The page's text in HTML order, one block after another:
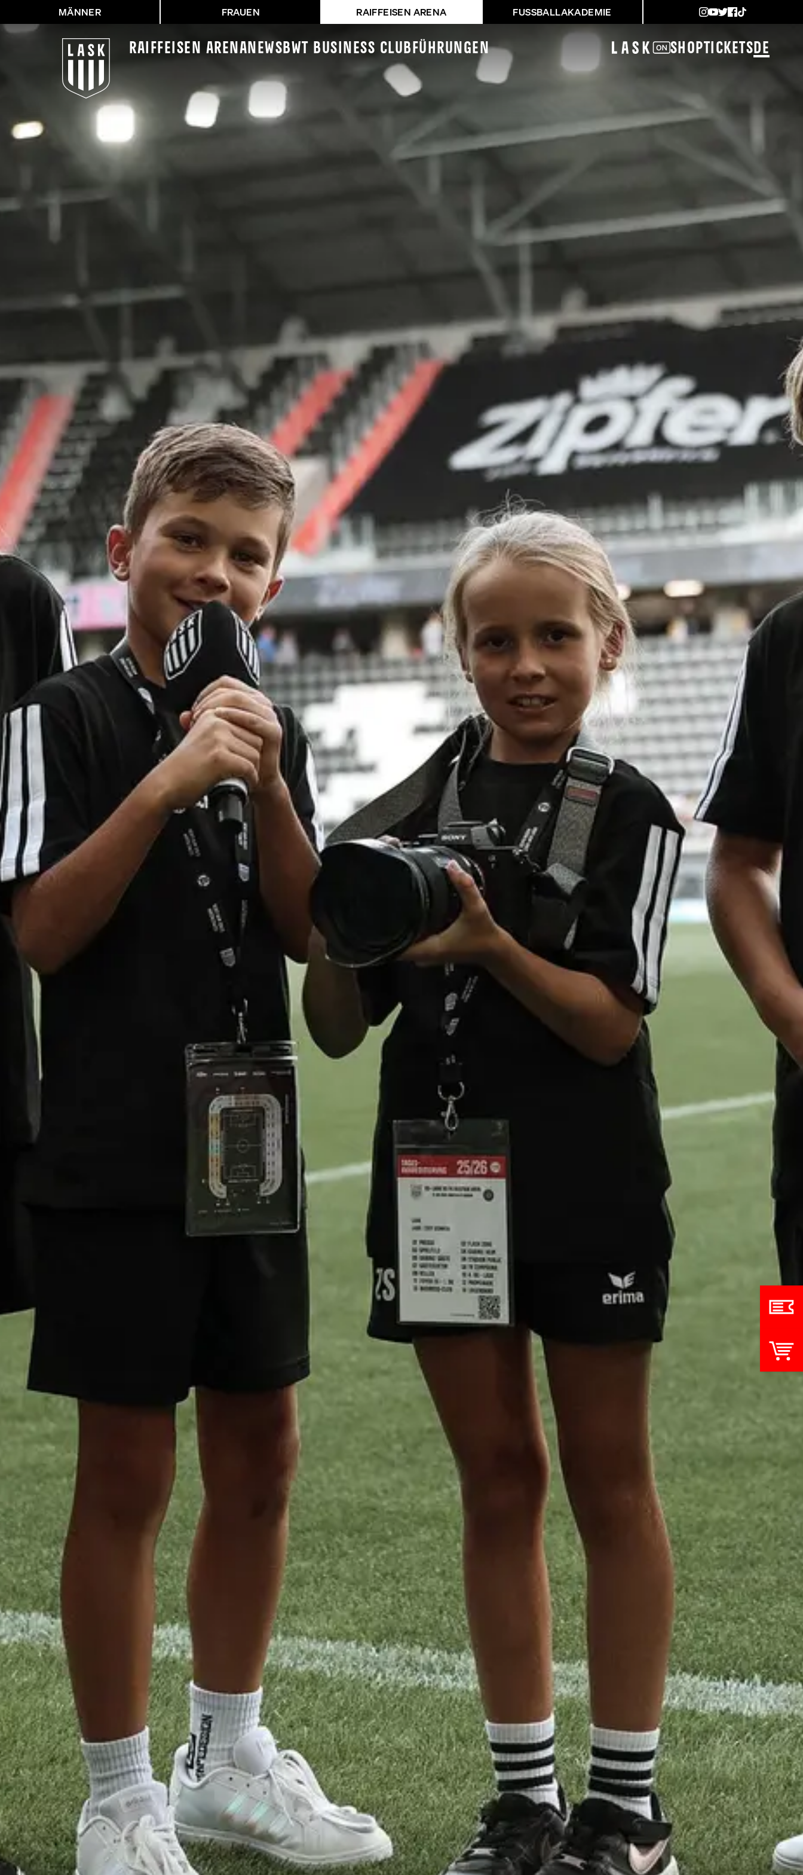
MÄNNER FRAUEN RAIFFEISEN ARENA FUSSBALLAKADEMIE
Raiffeisen Arena News BWT Business Club Führungen ShopTickets DE